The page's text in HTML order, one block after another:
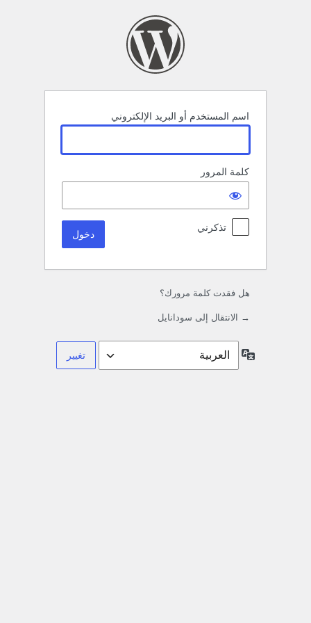
اسم المستخدم أو البريد الإلكتروني
كلمة المرور
تذكرني
هل فقدت كلمة مرورك؟
→ الانتقال إلى سودانايل
اللغة